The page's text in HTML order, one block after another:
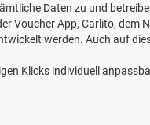
Daten zu und
Voucher App, Carlito, dem
werden. Auch auf
Klicks individuell